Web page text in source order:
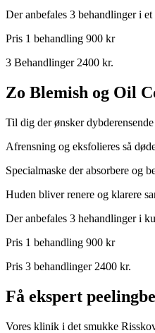
Der anbefales 3 behandlinger i
Pris 1 behandling 900 kr
3 Behandlinger 2400 kr.
Zo Blemish og Oil
Til dig der ønsker
Afrensning og eksfolieres så
Specialmaske der absorbere og
Huden bliver renere og klarere
Der anbefales 3 hehandlinger i
Pris 1 behandling 900 kr
Pris 3 behandlinger 2400 kr.
Få ekspert
Vores klinik i det smukke